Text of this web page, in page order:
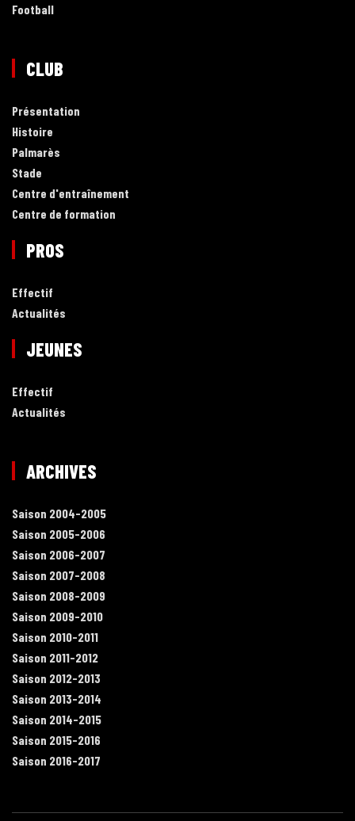
Football
CLUB
Présentation
Histoire
Palmarès
Stade
Centre d'entraînement
Centre de formation
PROS
Effectif
Actualités
JEUNES
Effectif
Actualités
ARCHIVES
Saison 2004-2005
Saison 2005-2006
Saison 2006-2007
Saison 2007-2008
Saison 2008-2009
Saison 2009-2010
Saison 2010-2011
Saison 2011-2012
Saison 2012-2013
Saison 2013-2014
Saison 2014-2015
Saison 2015-2016
Saison 2016-2017